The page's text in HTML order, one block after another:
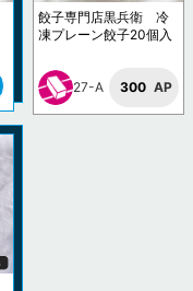
餃子専門店黒兵衛 冷
凍プレーン餃子20個入
27-A 300 AP